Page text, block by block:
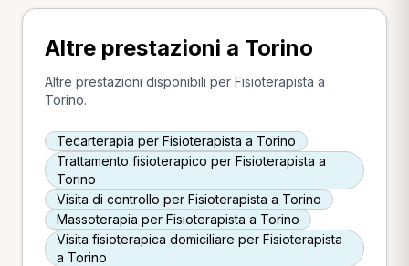
Altre prestazioni a Torino
Altre prestazioni disponibili per Fisioterapista a
Torino.
Tecarterapia per Fisioterapista a Torino
Trattamento fisioterapico per Fisioterapista a
Torino
Visita di controllo per Fisioterapista a Torino
Massoterapia per Fisioterapista a Torino
Visita fisioterapica domiciliare per Fisioterapista
a Torino